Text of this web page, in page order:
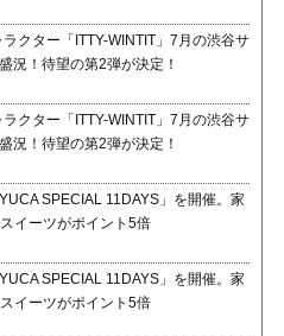
クター「ITTY-WINTIT」7月の渋谷サ
況！待望の第2弾が決定！
クター「ITTY-WINTIT」7月の渋谷サ
況！待望の第2弾が決定！
SPECIAL 11DAYS」を開催。家
イーツがポイント5倍
SPECIAL 11DAYS」を開催。家
イーツがポイント5倍